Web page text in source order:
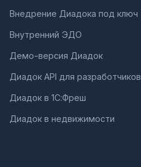
Внедрение Диадока под ключ
Внутренний ЭДО
Демо-версия Диадок
Диадок API для разработчиков
Диадок в 1С:Фреш
Диадок в недвижимости